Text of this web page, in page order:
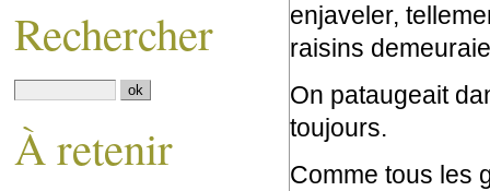
enjaveler,
raisins
On pataugeait
toujours.
Comme tous les
Rechercher
À retenir